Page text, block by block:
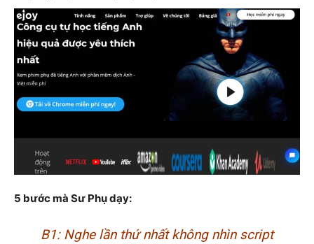
5 bước mà Sư Phụ dạy:
B1: Nghe lần thứ nhất không nhìn script